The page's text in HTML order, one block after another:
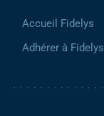
Accueil Fidelys
Adhérer à Fidelys